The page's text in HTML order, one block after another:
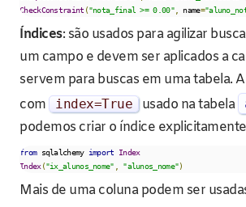
CheckConstraint ("nota_final >= 0.00", name=
Índices: são usados para agilizar
um campo e devem ser aplicados a
servem para buscas em uma tabela.
com
index=True usado na tabela
podemos criar o índice
from sqlalchemy import Index
Index("ix_alunos_nome" "alunos_nome")
Mais de uma coluna podem ser